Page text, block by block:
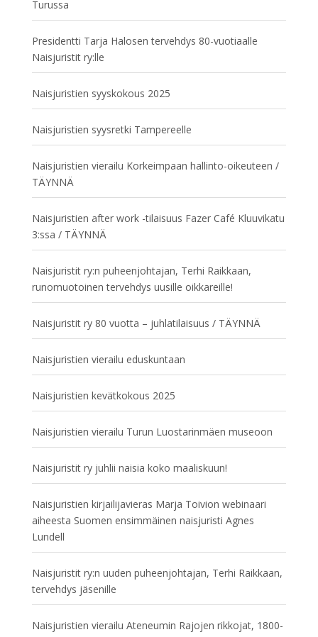
Turussa
Presidentti Tarja Halosen tervehdys 80-vuotiaalle
Naisjuristit ry:lle
Naisjuristien syyskokous 2025
Naisjuristien syysretki Tampereelle
Naisjuristien vierailu Korkeimpaan hallinto-oikeuteen /
TÄYNNÄ
Naisjuristien after work -tilaisuus Fazer Café Kluuvikatu
3:ssa / TÄYNNÄ
Naisjuristit ry:n puheenjohtajan, Terhi Raikkaan,
runomuotoinen tervehdys uusille oikkareille!
Naisjuristit ry 80 vuotta – juhlatilaisuus / TÄYNNÄ
Naisjuristien vierailu eduskuntaan
Naisjuristien kevätkokous 2025
Naisjuristien vierailu Turun Luostarinmäen museoon
Naisjuristit ry juhlii naisia koko maaliskuun!
Naisjuristien kirjailijavieras Marja Toivion webinaari
aiheesta Suomen ensimmäinen naisjuristi Agnes
Lundell
Naisjuristit ry:n uuden puheenjohtajan, Terhi Raikkaan,
tervehdys jäsenille
Naisjuristien vierailu Ateneumin Rajojen rikkojat, 1800-